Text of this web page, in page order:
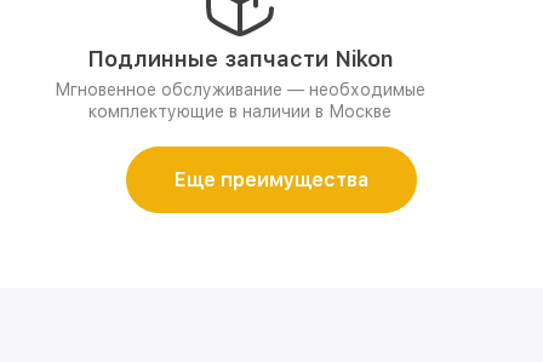
Подлинные запчасти Nikon
Мгновенное обслуживание — необходимые
комплектующие в наличии в Москве
Еще преимущества